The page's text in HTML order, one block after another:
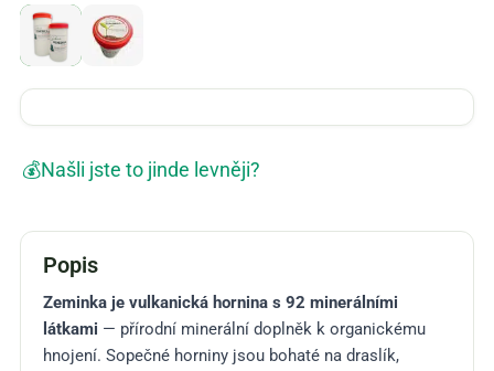
💰Našli jste to jinde levněji?
Popis
Zeminka je vulkanická hornina s 92 minerálními
látkami — přírodní minerální doplněk k organickému
hnojení. Sopečné horniny jsou bohaté na draslík,